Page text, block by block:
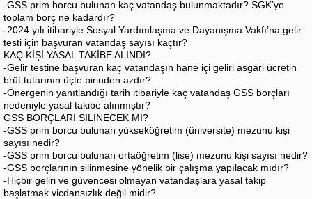
-GSS prim borcu bulunan kaç vatandaş bulunmaktadır? SGK’ye
toplam borç ne kadardır?
-2024 yılı itibariyle Sosyal Yardımlaşma ve Dayanışma Vakfı’na gelir
testi için başvuran vatandaş sayısı kaçtır?
KAÇ KİŞİ YASAL TAKİBE ALINDI?
-Gelir testine başvuran kaç vatandaşın hane içi geliri asgari ücretin
brüt tutarının üçte birinden azdır?
-Önergenin yanıtlandığı tarih itibariyle kaç vatandaş GSS borçları
nedeniyle yasal takibe alınmıştır?
GSS BORÇLARI SİLİNECEK Mİ?
-GSS prim borcu bulunan yükseköğretim (üniversite) mezunu kişi
sayısı nedir?
-GSS prim borcu bulunan ortaöğretim (lise) mezunu kişi sayısı nedir?
-GSS borçlarının silinmesine yönelik bir çalışma yapılacak mıdır?
-Hiçbir geliri ve güvencesi olmayan vatandaşlara yasal takip
başlatmak vicdansızlık değil midir?